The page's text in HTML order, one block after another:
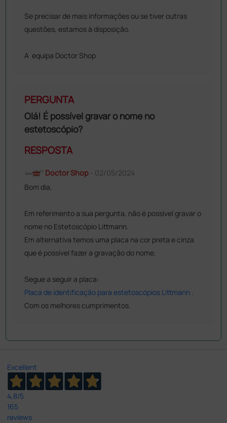
Se precisar de mais informações ou se tiver outras
questões, estamos à disposição.
A equipa Doctor Shop
PERGUNTA
Olá! É possível gravar o nome no
estetoscópio?
RESPOSTA
Doctor Shop- 02/05/2024
Bom dia,
Em referimento a sua pergunta, não é possível gravar o
nome no Estetoscópio Littmann.
Em alternativa temos uma placa na cor preta e cinza
que é possível fazer a gravação do nome.
Segue a seguir a placa:
Placa de identificação para estetoscópios Littmann .
Com os melhores cumprimentos.
Excellent
4,8/5
165
reviews